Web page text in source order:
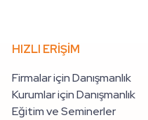
HIZLI ERİŞİM
Firmalar için Danışmanlık
Kurumlar için Danışmanlık
Eğitim ve Seminerler